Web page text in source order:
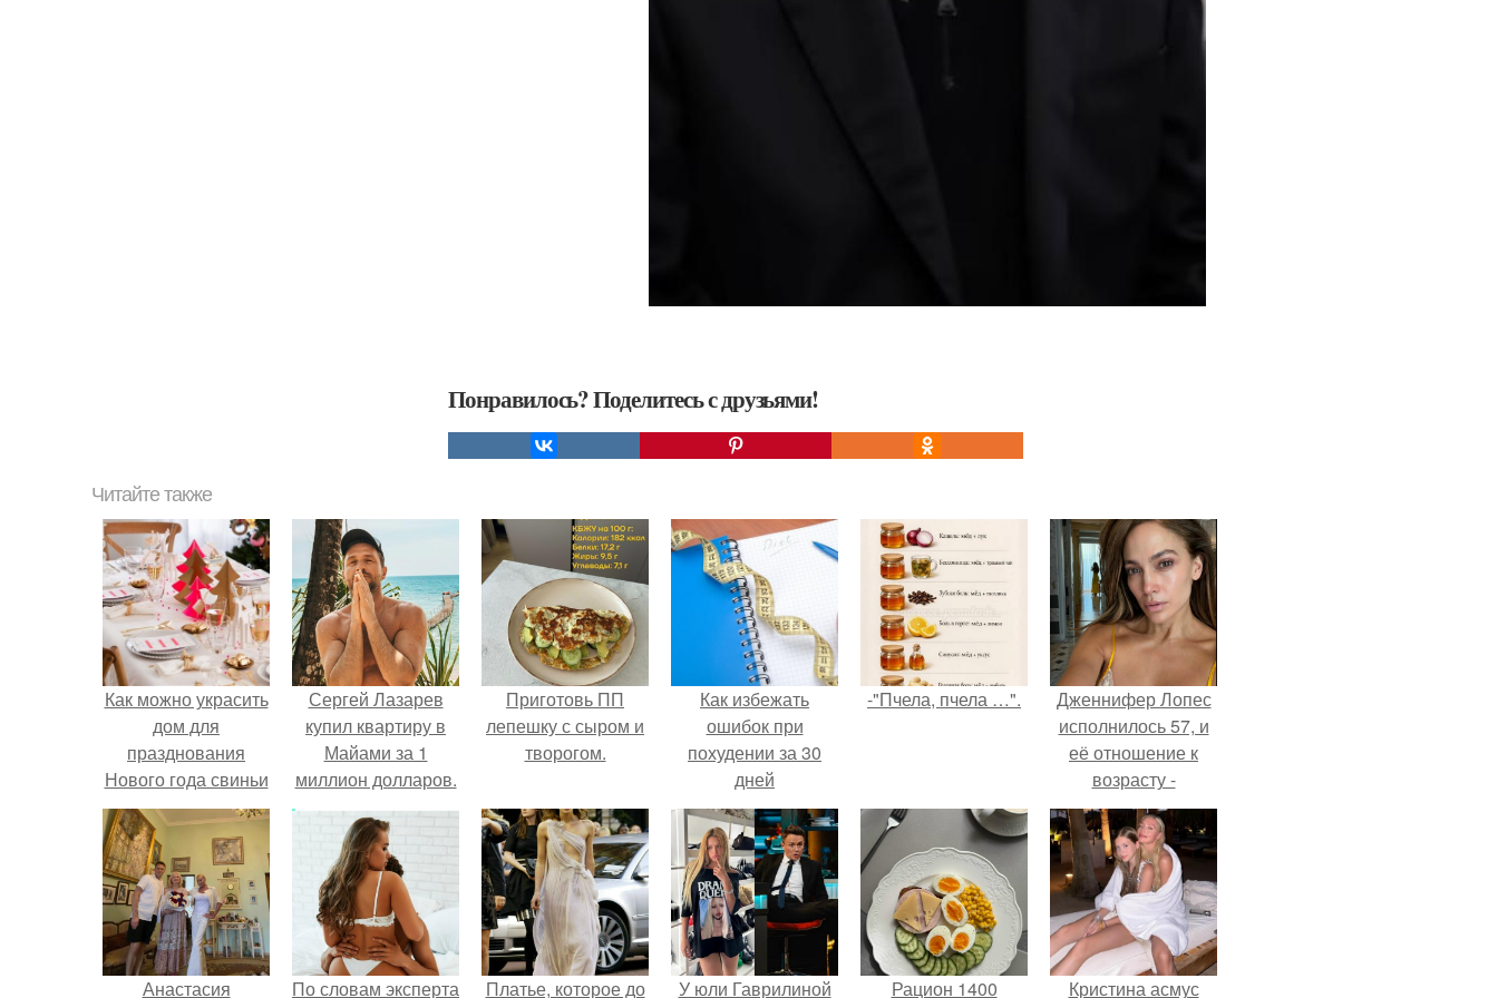
Понравилось? Поделитесь с друзьями!
Читайте также
Как можно украсить
дом для
празднования
Нового года свиньи
Сергей Лазарев
купил квартиру в
Майами за 1
миллион долларов.
Приготовь ПП
лепешку с сыром и
творогом.
Как избежать
ошибок при
похудении за 30
дней
-"Пчела, пчела …".
Дженнифер Лопес
исполнилось 57, и
её отношение к
возрасту -
настоящий
манифест
уверенности: "не
говорите, что я
отлично выгляжу
для 57.
Анастасия
По словам эксперта Платье, которое до У юли Гаврилиной Рацион 1400 Кристина асмус